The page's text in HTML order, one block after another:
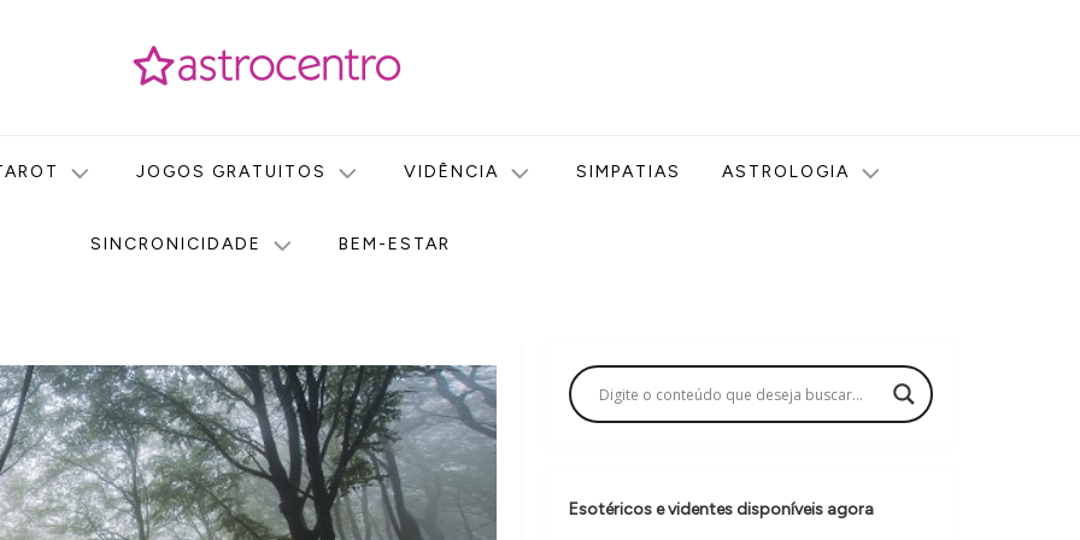
JOGOS GRATUITOS VIDÊNCIA SIMPATIAS ASTROLOGIA
SINCRONICIDADE BEM-ESTAR
Esotéricos e videntes disponíveis agora